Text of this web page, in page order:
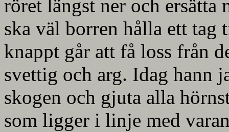
röret längst ner och
ska väl borren hålla ett tag
knappt går att få loss från
svettig och arg. Idag hann
skogen och gjuta alla
som ligger i linje med